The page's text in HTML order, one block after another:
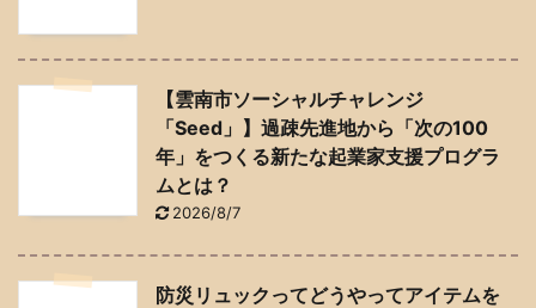
【雲南市ソーシャルチャレンジ
「Seed」】過疎先進地から「次の100
年」をつくる新たな起業家支援プログラ
ムとは？
2026/8/7
防災リュックってどうやってアイテムを